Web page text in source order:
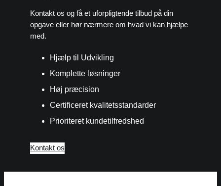
Kontakt os og få et uforpligtende tilbud på din
opgave eller hør nærmere om hvad vi kan hjælpe
med.
Hjælp til Udvikling
Komplette løsninger
Høj præcision
Certificeret kvalitetsstandarder
Prioriteret kundetilfredshed
Kontakt os